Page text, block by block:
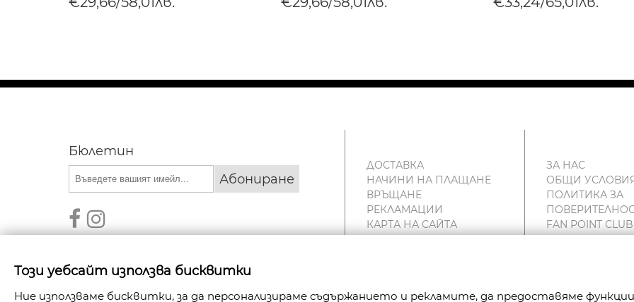
Бюлетин
Абониране
ДОСТАВКА
НАЧИНИ НА ПЛАЩАНЕ
ВРЪЩАНЕ
РЕКЛАМАЦИИ
КАРТА НА САЙТА
КОНТАКТИ
ЗА НАС
ОБЩИ
ПОЛИТИКА ЗА
FAN POINT CLUB
МАГАЗИНИ
Този уебсайт използва бисквитки
Ние използваме бисквитки, за да персонализираме съдържанието и рекламите, да предоставяме функции